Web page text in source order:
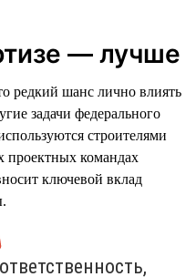
— лучше
редкий шанс лично влиять
задачи федерального
строителями
проектных командах
ключевой вклад